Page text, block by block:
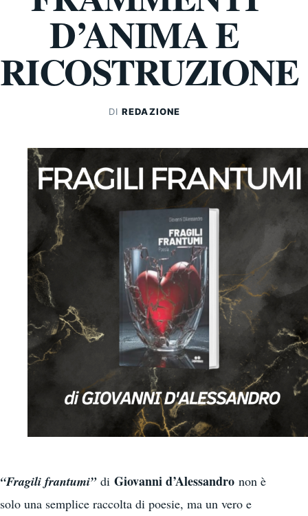
D’ANIMA E
RICOSTRUZIONE
DIREDAZIONE
“Fragili frantumi”di Giovanni d’Alessandro non è
solo una semplice raccolta di poesie, ma un vero e